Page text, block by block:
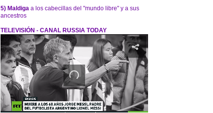
5) Maldiga a los cabecillas del "mundo libre" y a sus
ancestros
TELEVISIÓN - CANAL RUSSIA TODAY